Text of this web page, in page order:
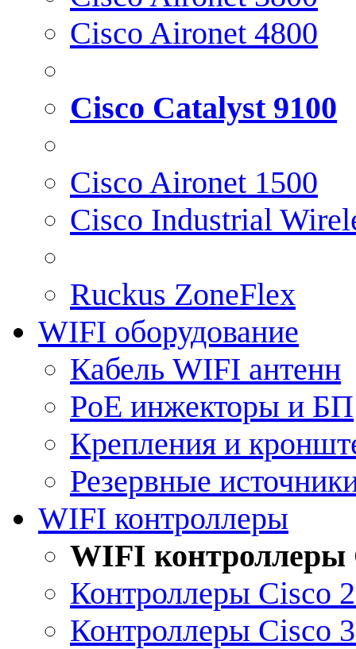
Cisco Aironet 4800
Cisco Catalyst 9100
Cisco Aironet 1500
Cisco Industrial
Ruckus ZoneFlex
WIFI оборудование
Кабель WIFI антенн
PoE инжекторы и БП
Крепления и
Резервные
WIFI контроллеры
WIFI контроллеры
Контроллеры Cisco
Контроллеры Cisco